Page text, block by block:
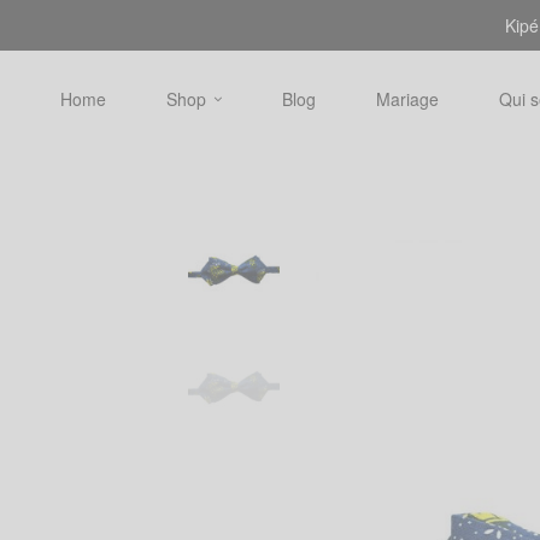
Home Shop Blog Mariage Qui